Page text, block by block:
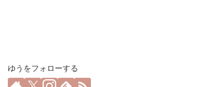
ゆうをフォローする